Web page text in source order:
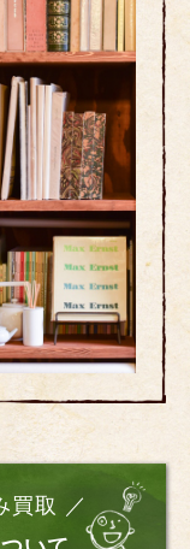
買取 ／